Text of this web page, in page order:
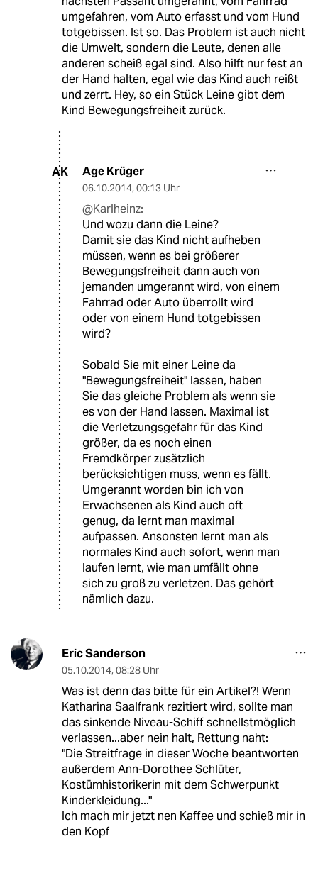
umgefahren, vom Auto erfasst und vom Hund
totgebissen. Ist so. Das Problem ist auch nicht
die Umwelt, sondern die Leute, denen alle
anderen scheiß egal sind. Also hilft nur fest an
der Hand halten, egal wie das Kind auch reißt
und zerrt. Hey, so ein Stück Leine gibt dem
Kind Bewegungsfreiheit zurück.
AK Age Krüger
06.10.2014, 00:13 Uhr
@Karlheinz:
Und wozu dann die Leine?
Damit sie das Kind nicht aufheben
müssen, wenn es bei größerer
Bewegungsfreiheit dann auch von
jemanden umgerannt wird, von einem
Fahrrad oder Auto überrollt wird
oder von einem Hund totgebissen
wird?
Sobald Sie mit einer Leine da
"Bewegungsfreiheit" lassen, haben
Sie das gleiche Problem als wenn sie
es von der Hand lassen. Maximal ist
die Verletzungsgefahr für das Kind
größer, da es noch einen
Fremdkörper zusätzlich
berücksichtigen muss, wenn es fällt.
Umgerannt worden bin ich von
Erwachsenen als Kind auch oft
genug, da lernt man maximal
aufpassen. Ansonsten lernt man als
normales Kind auch sofort, wenn man
laufen lernt, wie man umfällt ohne
sich zu groß zu verletzen. Das gehört
nämlich dazu.
Eric Sanderson
05.10.2014, 08:28 Uhr
Was ist denn das bitte für ein Artikel?! Wenn
Katharina Saalfrank rezitiert wird, sollte man
das sinkende Niveau-Schiff schnellstmöglich
verlassen...aber nein halt, Rettung naht:
"Die Streitfrage in dieser Woche beantworten
außerdem Ann-Dorothee Schlüter,
Kostümhistorikerin mit dem Schwerpunkt
Kinderkleidung..."
Ich mach mir jetzt nen Kaffee und schieß mir in
den Kopf